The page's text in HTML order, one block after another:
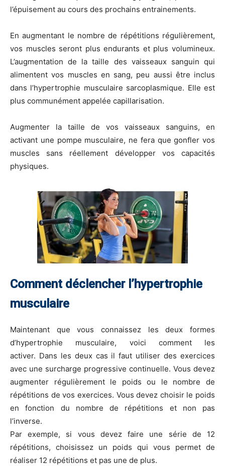
l’épuisement au cours des prochains entrainements.
En augmentant le nombre de répétitions régulièrement,
vos muscles seront plus endurants et plus volumineux.
L’augmentation de la taille des vaisseaux sanguin qui
alimentent vos muscles en sang, peu aussi être inclus
dans l’hypertrophie musculaire sarcoplasmique. Elle est
plus communément appelée capillarisation.
Augmenter la taille de vos vaisseaux sanguins, en
activant une pompe musculaire, ne fera que gonfler vos
muscles sans réellement développer vos capacités
physiques.
Comment déclencher l’hypertrophie
musculaire
Maintenant que vous connaissez les deux formes
d’hypertrophie musculaire, voici comment les
activer. Dans les deux cas il faut utiliser des exercices
avec une surcharge progressive continuelle. Vous devez
augmenter régulièrement le poids ou le nombre de
répétitions de vos exercices. Vous devez choisir le poids
en fonction du nombre de répétitions et non pas
l’inverse.
Par exemple, si vous devez faire une série de 12
répétitions, choisissez un poids qui vous permet de
réaliser 12 répétitions et pas une de plus.